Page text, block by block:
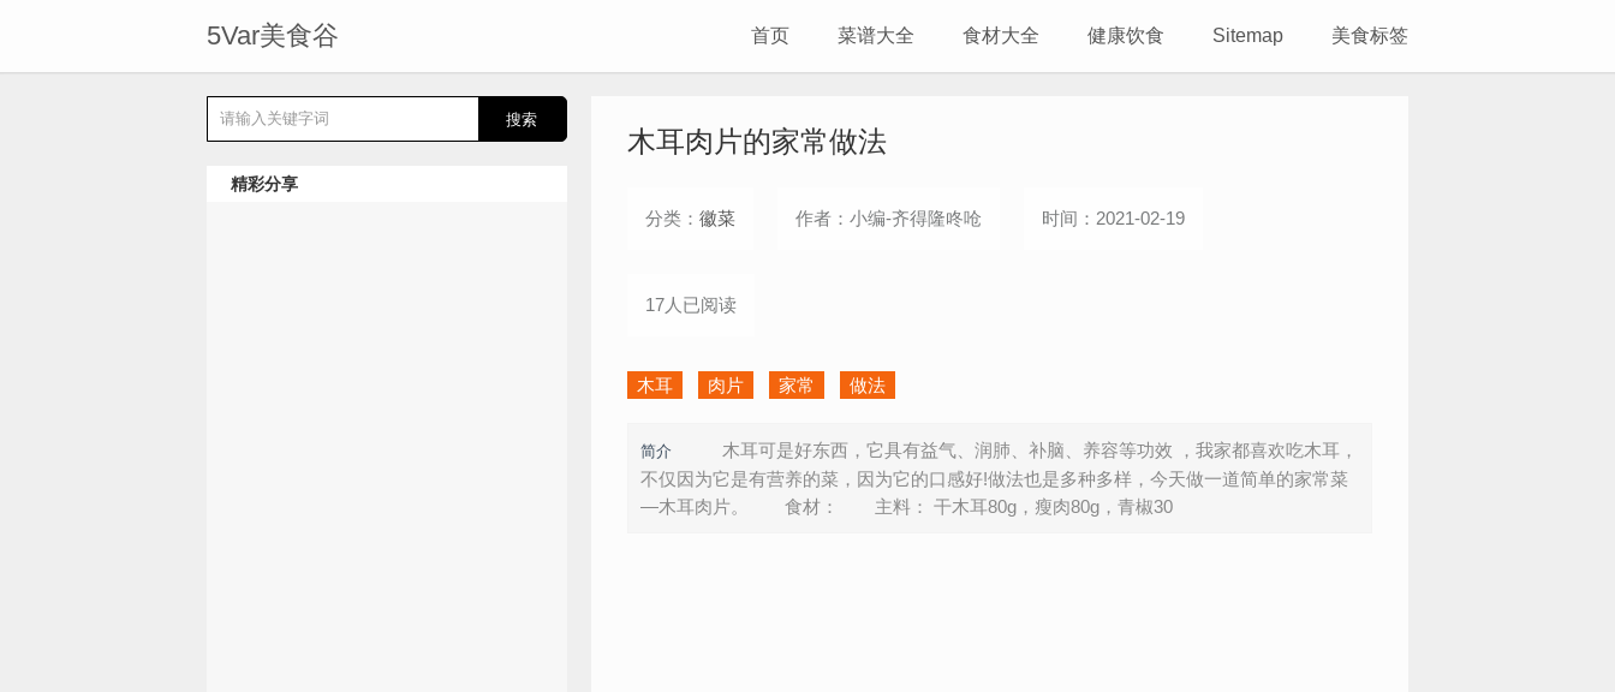
5Var美食谷 首页 菜谱大全 食材大全 健康饮食 Sitemap 美食标签
精彩分享
木耳肉片的家常做法
分类： 徽菜 作者：小编-齐得隆咚呛 时间：2021-02-19
17人已阅读
木耳 肉片 家常 做法
简介
木耳可是好东西，它具有益气、润肺、补脑、养容等功效 ，我家都喜欢吃木耳，
不仅因为它是有营养的菜，因为它的口感好!做法也是多种多样，今天做一道简单的家常菜
—木耳肉片。 食材： 主料： 干木耳80g，瘦肉80g，青椒30